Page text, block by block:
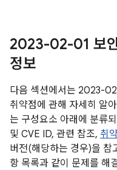
2023-02-01 보
정보
다음 섹션에서는 2023-
취약점에 관해 자세히 알
는 구성요소 아래에 분류
및 CVE ID, 관련 참조, 취
버전(해당하는 경우)을 참
항 목록과 같이 문제를 해